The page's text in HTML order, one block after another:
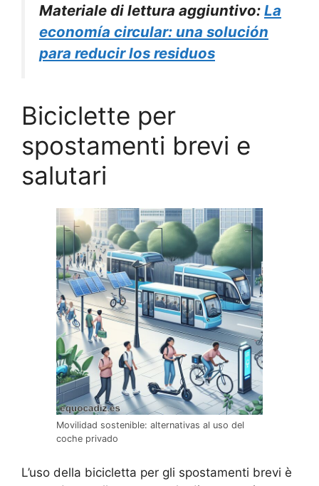
Materiale di lettura aggiuntivo: La
economía circular: una solución
para reducir los residuos
Biciclette per
spostamenti brevi e
salutari
Movilidad sostenible: alternativas al uso del
coche privado
L’uso della bicicletta per gli spostamenti brevi è